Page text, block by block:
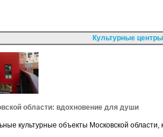
Культурные
области: вдохновение для души
культурные объекты Московской